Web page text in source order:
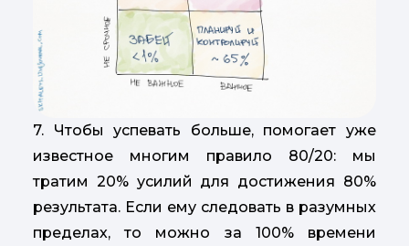
7. Чтобы успевать больше, помогает уже
известное многим правило 80/20: мы
тратим 20% усилий для достижения 80%
результата. Если ему следовать в разумных
пределах, то можно за 100% времени